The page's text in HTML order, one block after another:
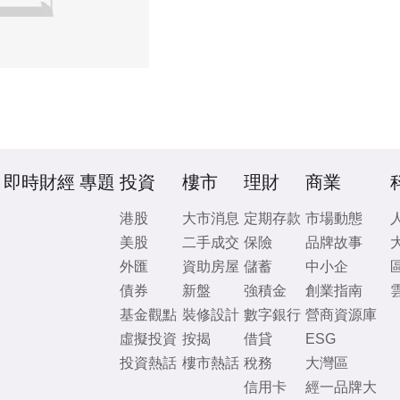
即時財經 專題 投資
港股
美股
外匯
債券
基金觀點
虛擬投資
投資熱話
樓市
大市消息
二手成交
資助房屋
新盤
裝修設計
按揭
樓市熱話
理財
定期存款
保險
儲蓄
強積金
數字銀行
借貸
稅務
信用卡
商業
市場動態
品牌故事
中小企
創業指南
營商資源庫
ESG
大灣區
經一品牌大